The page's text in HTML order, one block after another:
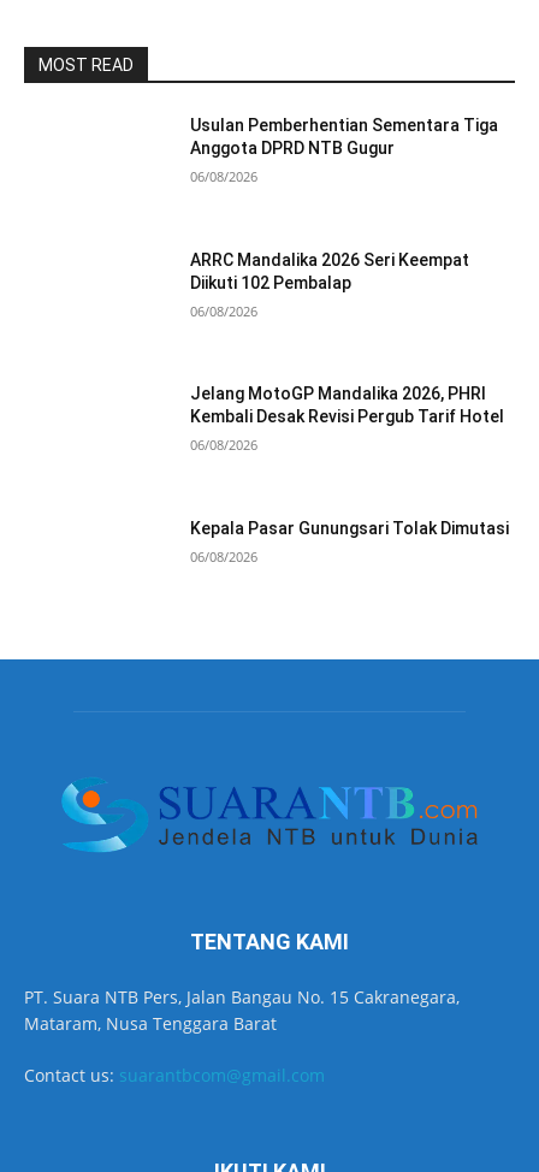
MOST READ
Usulan Pemberhentian Sementara Tiga
Anggota DPRD NTB Gugur
06/08/2026
ARRC Mandalika 2026 Seri Keempat
Diikuti 102 Pembalap
06/08/2026
Jelang MotoGP Mandalika 2026, PHRI
Kembali Desak Revisi Pergub Tarif Hotel
06/08/2026
Kepala Pasar Gunungsari Tolak Dimutasi
06/08/2026
TENTANG KAMI
PT. Suara NTB Pers, Jalan Bangau No. 15 Cakranegara,
Mataram, Nusa Tenggara Barat
Contact us: suarantbcom@gmail.com